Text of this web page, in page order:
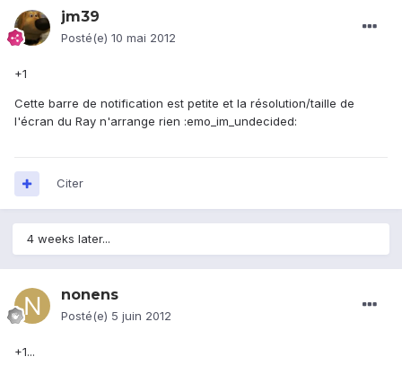
jm39
Posté(e) 10 mai 2012
+1
Cette barre de notification est petite et la résolution/taille de
l'écran du Ray n'arrange rien :emo_im_undecided:
Citer
4 weeks later...
nonens
Posté(e) 5 juin 2012
+1...